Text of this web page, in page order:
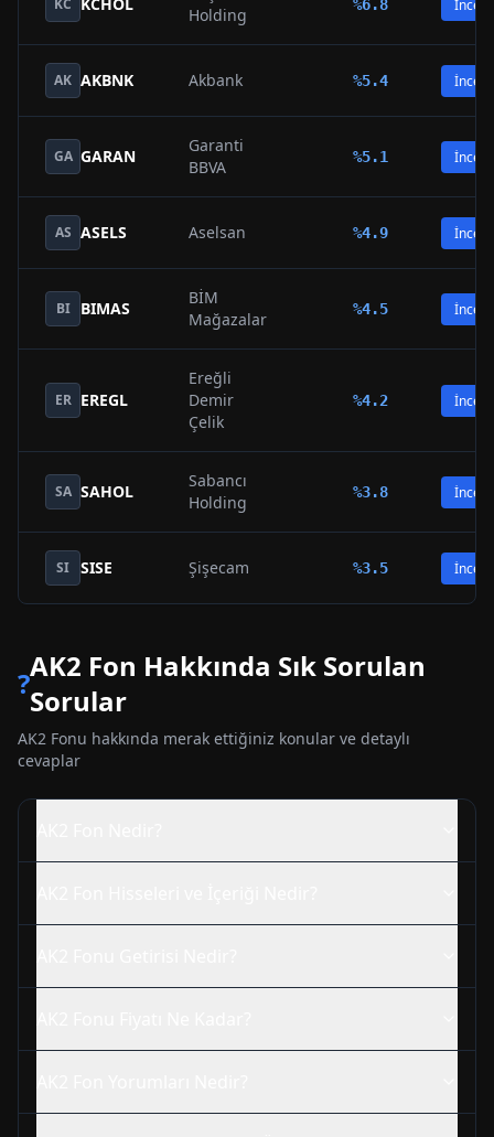
KC
Holding
%6.8 İncele
AK AKBNK Akbank %5.4 İncele
GA GARAN
Garanti
BBVA
%5.1 İncele
AS ASELS Aselsan %4.9 İncele
BI BIMAS
BİM
Mağazalar
%4.5 İncele
ER EREGL
Ereğli
Demir
Çelik
%4.2 İncele
SA SAHOL
Sabancı
Holding
%3.8 İncele
SI SISE Şişecam %3.5 İncele
?AK2 Fon Hakkında Sık Sorulan
Sorular
AK2 Fonu hakkında merak ettiğiniz konular ve detaylı
cevaplar